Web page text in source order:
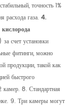
точность 1%
расхода газа. 4.
счет установки
фитинги, можно
продукции, такой как
быстрого
8. Стандартная
9. Три камеры могут